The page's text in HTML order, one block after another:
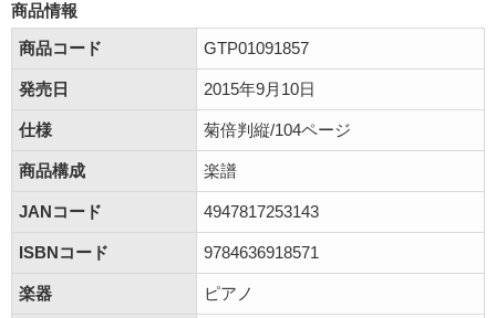
商品情報
商品コード
GTP01091857
発売日 2015年9月10日
仕様 菊倍判縦/104ページ
商品構成 楽譜
JANコード 4947817253143
ISBNコード 9784636918571
楽器 ピアノ